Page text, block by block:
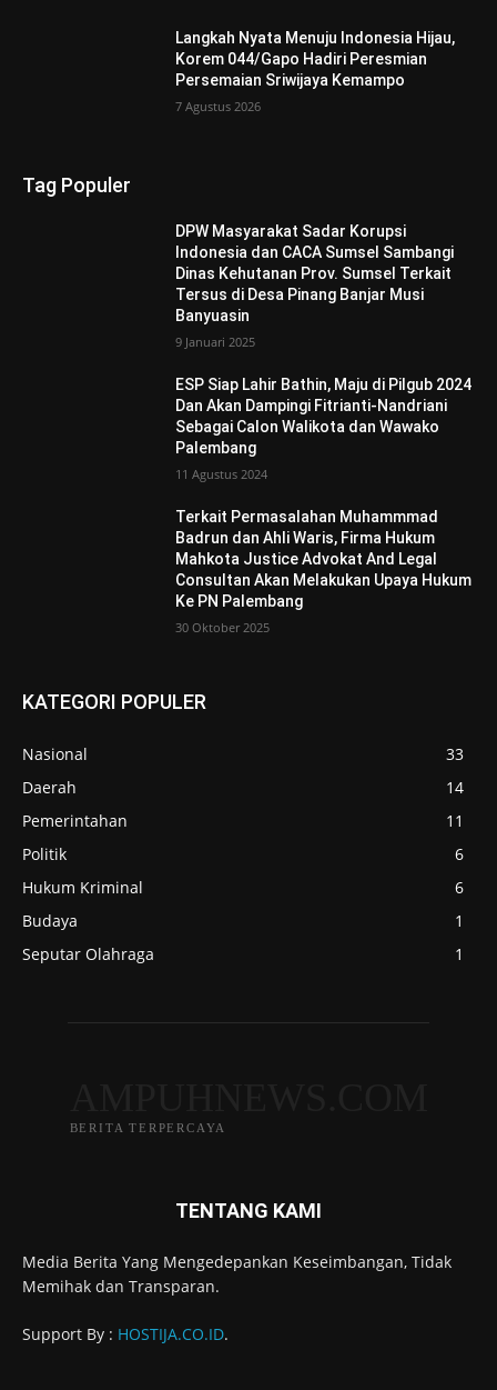
Langkah Nyata Menuju Indonesia Hijau,
Korem 044/Gapo Hadiri Peresmian
Persemaian Sriwijaya Kemampo
7 Agustus 2026
Tag Populer
DPW Masyarakat Sadar Korupsi
Indonesia dan CACA Sumsel Sambangi
Dinas Kehutanan Prov. Sumsel Terkait
Tersus di Desa Pinang Banjar Musi
Banyuasin
9 Januari 2025
ESP Siap Lahir Bathin, Maju di Pilgub 2024
Dan Akan Dampingi Fitrianti-Nandriani
Sebagai Calon Walikota dan Wawako
Palembang
11 Agustus 2024
Terkait Permasalahan Muhammmad
Badrun dan Ahli Waris, Firma Hukum
Mahkota Justice Advokat And Legal
Consultan Akan Melakukan Upaya Hukum
Ke PN Palembang
30 Oktober 2025
KATEGORI POPULER
Nasional
33
Daerah
14
Pemerintahan
11
Politik
6
Hukum Kriminal
6
Budaya
1
Seputar Olahraga
1
BERITA TERPERCAYA
TENTANG KAMI
Media Berita Yang Mengedepankan Keseimbangan, Tidak
Memihak dan Transparan.
Support By : HOSTIJA.CO.ID.